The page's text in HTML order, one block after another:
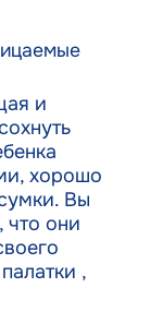
и
хорошо
Вы
что они
,